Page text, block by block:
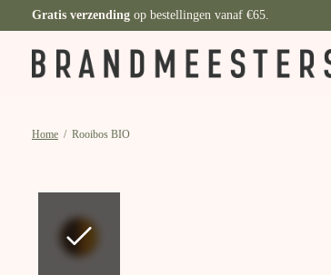
Gratis verzending op bestellingen vanaf €65.
Home / Rooibos BIO